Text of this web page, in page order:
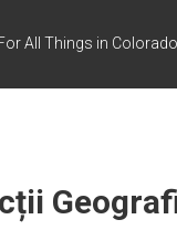
All Things in Colorado